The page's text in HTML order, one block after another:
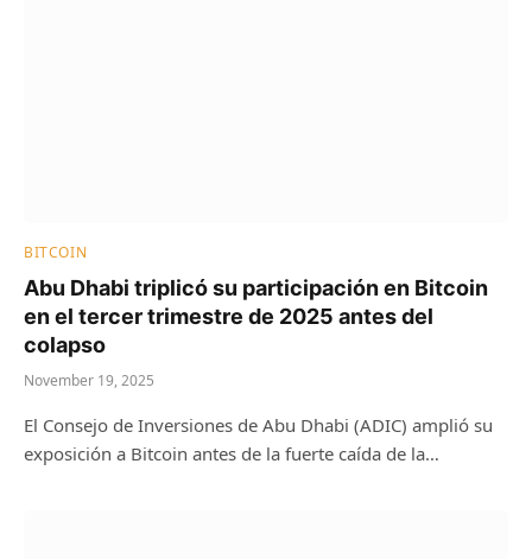
BITCOIN
Abu Dhabi triplicó su participación en Bitcoin
en el tercer trimestre de 2025 antes del
colapso
November 19, 2025
El Consejo de Inversiones de Abu Dhabi (ADIC) amplió su
exposición a Bitcoin antes de la fuerte caída de la…